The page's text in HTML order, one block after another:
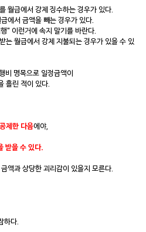
월급에서 강제 징수하는 경우가 있다.
에서 금액을 빼는 경우가 있다.
" 이런거에 속지 말기를 바란다.
는 월급에서 강제 지불되는 경우가 있을 수 있
비 명목으로 일정금액이
흘린 적이 있다.
제한 다음에야,
받을 수 있다.
액과 상당한 괴리감이 있을지 모른다.
하다.